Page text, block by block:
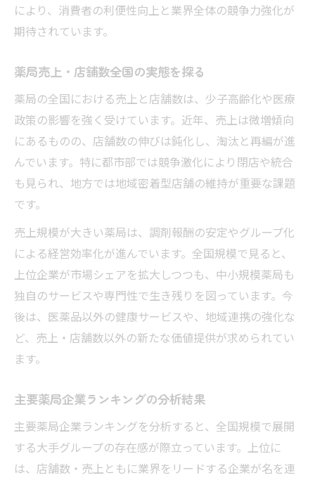
により、消費者の利便性向上と業界全体の競争力強化が
期待されています。
薬局売上・店舗数全国の実態を探る
薬局の全国における売上と店舗数は、少子高齢化や医療
政策の影響を強く受けています。近年、売上は微増傾向
にあるものの、店舗数の伸びは鈍化し、淘汰と再編が進
んでいます。特に都市部では競争激化により閉店や統合
も見られ、地方では地域密着型店舗の維持が重要な課題
です。
売上規模が大きい薬局は、調剤報酬の安定やグループ化
による経営効率化が進んでいます。全国規模で見ると、
上位企業が市場シェアを拡大しつつも、中小規模薬局も
独自のサービスや専門性で生き残りを図っています。今
後は、医薬品以外の健康サービスや、地域連携の強化な
ど、売上・店舗数以外の新たな価値提供が求められてい
ます。
主要薬局企業ランキングの分析結果
主要薬局企業ランキングを分析すると、全国規模で展開
する大手グループの存在感が際立っています。上位に
は、店舗数・売上ともに業界をリードする企業が名を連